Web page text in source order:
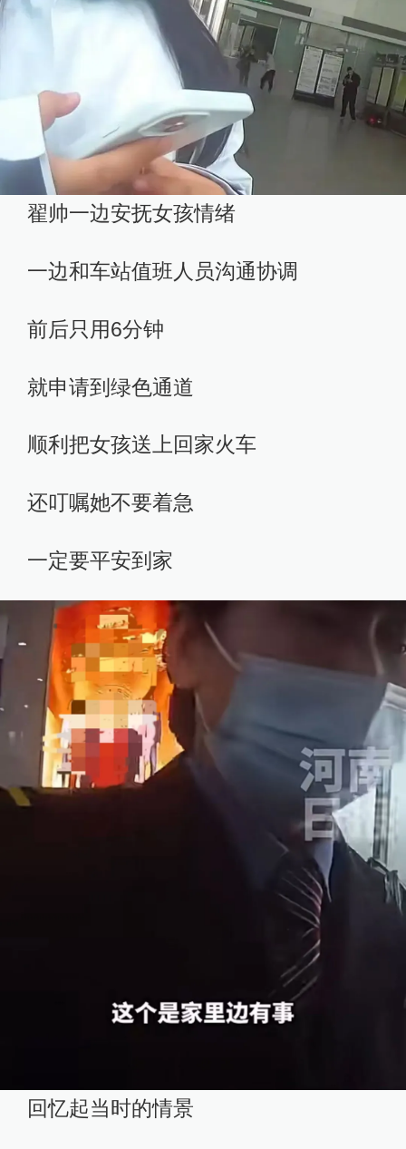
翟帅一边安抚女孩情绪
一边和车站值班人员沟通协调
前后只用6分钟
就申请到绿色通道
顺利把女孩送上回家火车
还叮嘱她不要着急
一定要平安到家
回忆起当时的情景